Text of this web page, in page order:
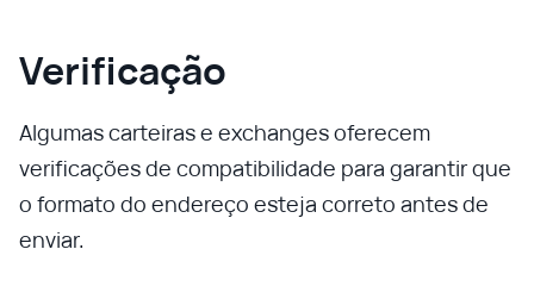
Verificação
Algumas carteiras e exchanges oferecem
verificações de compatibilidade para garantir que
o formato do endereço esteja correto antes de
enviar.